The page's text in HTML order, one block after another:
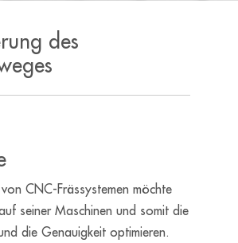
des
von CNC-Frässystemen möchte
seiner Maschinen und somit die
die Genauigkeit optimieren.